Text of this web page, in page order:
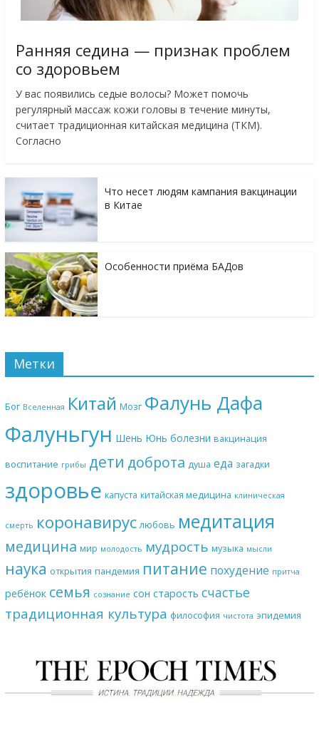
Ранняя седина — признак проблем
со здоровьем
У вас появились седые волосы? Может помочь
регулярный массаж кожи головы в течение минуты,
считает традиционная китайская медицина (ТКМ).
Согласно
Что несет людям кампания вакцинации
в Китае
Особенности приёма БАДов
Метки
Бог Вселенная Китай Мозг Фалунь Дафа
Фалуньгун Шень Юнь болезни вакцинация
воспитание грибы дети доброта душа еда загадки
здоровье капуста китайская медицина клиническая
смерть коронавирус любовь медитация
медицина мир молодость мудрость музыка мысли
наука открытия пандемия питание похудение притча
ребёнок семья сознание сон старость счастье
традиционная культура философия чистота эпидемия